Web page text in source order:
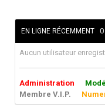
EN LIGNE RÉCEMMENT 0
Aucun utilisateur
Administration
Membre V.I.P.